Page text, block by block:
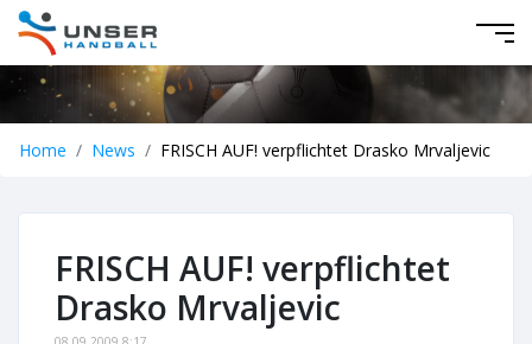
Home News FRISCH AUF! verpflichtet Drasko Mrvaljevic
FRISCH AUF! verpflichtet
Drasko Mrvaljevic